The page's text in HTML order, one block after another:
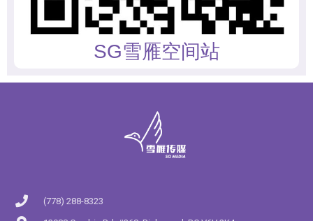
SG雪雁空间站
(778) 288-8323